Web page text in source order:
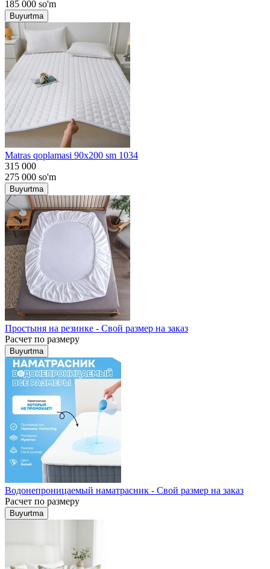
185 000 so'm
Buyurtma
Matras qoplamasi 90x200 sm 1034
315 000
275 000 so'm
Buyurtma
Простыня на резинке - Свой размер на заказ
Расчет по размеру
Buyurtma
Водонепроницаемый наматрасник - Свой размер на заказ
Расчет по размеру
Buyurtma